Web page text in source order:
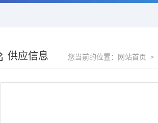
供应信息 您当前的位置： 网站首页 >